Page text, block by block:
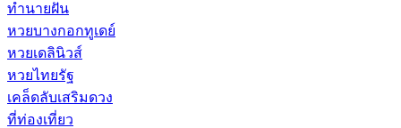
ทำนายฝัน
หวยบางกอกทูเดย์
หวยเดลินิวส์
หวยไทยรัฐ
เคล็ดลับเสริมดวง
ที่ท่องเที่ยว